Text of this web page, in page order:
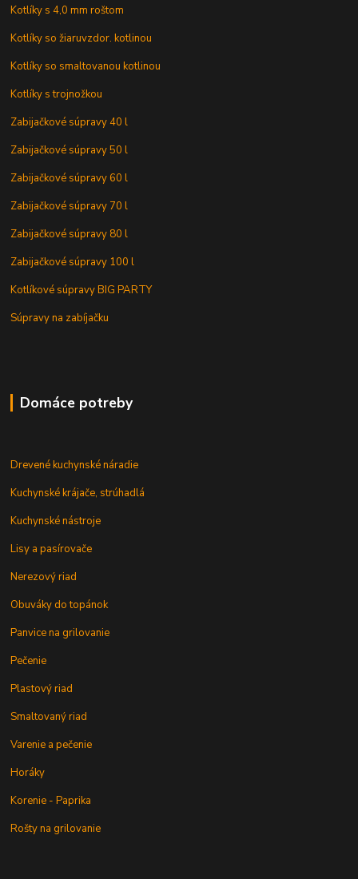
Kotlíky s 4,0 mm roštom
Kotlíky so žiaruvzdor. kotlinou
Kotlíky so smaltovanou kotlinou
Kotlíky s trojnožkou
Zabijačkové súpravy 40 l
Zabijačkové súpravy 50 l
Zabijačkové súpravy 60 l
Zabijačkové súpravy 70 l
Zabijačkové súpravy 80 l
Zabijačkové súpravy 100 l
Kotlíkové súpravy BIG PARTY
Súpravy na zabíjačku
Domáce potreby
Drevené kuchynské náradie
Kuchynské krájače, strúhadlá
Kuchynské nástroje
Lisy a pasírovače
Nerezový riad
Obuváky do topánok
Panvice na grilovanie
Pečenie
Plastový riad
Smaltovaný riad
Varenie a pečenie
Horáky
Korenie - Paprika
Rošty na grilovanie